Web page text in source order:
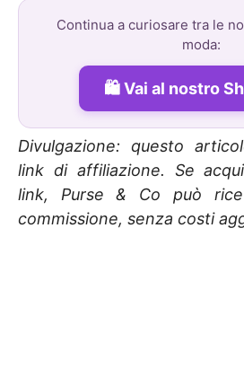
Continua a curiosare tra le
moda:
Vai al nostro
Divulgazione: questo
link di affiliazione. Se
link, Purse & Co può
commissione, senza costi